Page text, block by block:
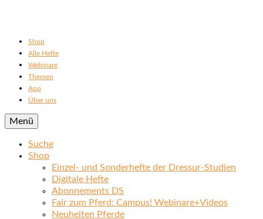
Shop
Alle Hefte
Webinare
Themen
App
Über uns
Menü
Suche
Shop
Einzel- und Sonderhefte der Dressur-Studien
Digitale Hefte
Abonnements DS
Fair zum Pferd: Campus! Webinare+Videos
Neuheiten Pferde